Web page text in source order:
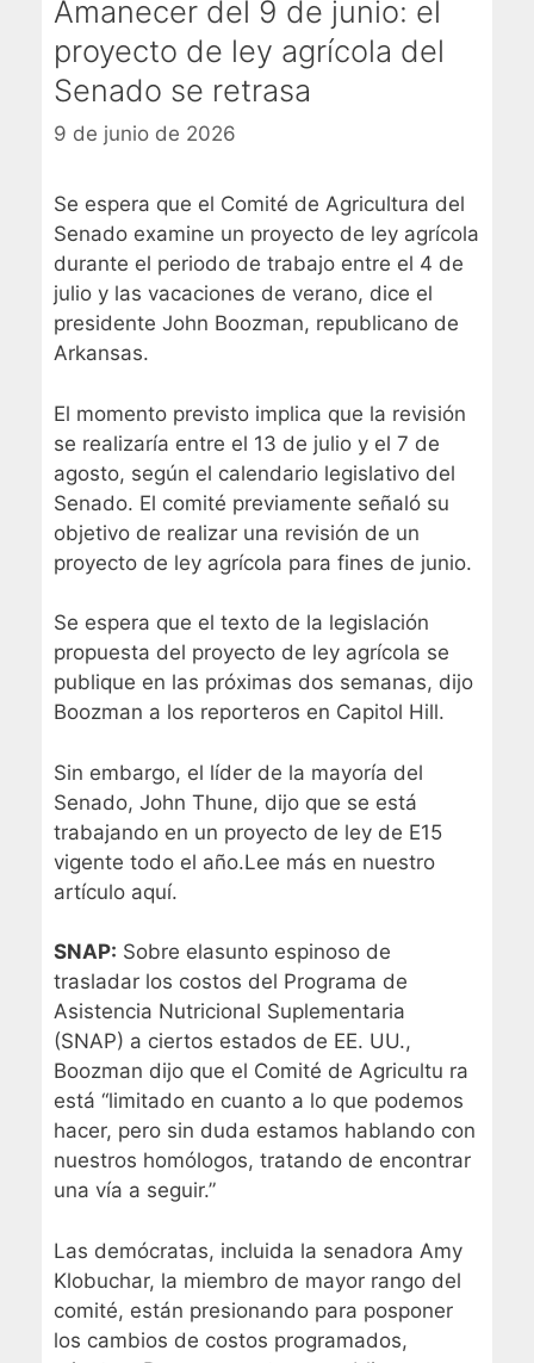
Amanecer del 9 de junio: el
proyecto de ley agrícola del
Senado se retrasa
9 de junio de 2026
Se espera que el Comité de Agricultura del
Senado examine un proyecto de ley agrícola
durante el periodo de trabajo entre el 4 de
julio y las vacaciones de verano, dice el
presidente John Boozman, republicano de
Arkansas.
El momento previsto implica que la revisión
se realizaría entre el 13 de julio y el 7 de
agosto, según el calendario legislativo del
Senado. El comité previamente señaló su
objetivo de realizar una revisión de un
proyecto de ley agrícola para fines de junio.
Se espera que el texto de la legislación
propuesta del proyecto de ley agrícola se
publique en las próximas dos semanas, dijo
Boozman a los reporteros en Capitol Hill.
Sin embargo, el líder de la mayoría del
Senado, John Thune, dijo que se está
trabajando en un proyecto de ley de E15
vigente todo el año.Lee más en nuestro
artículo aquí.
SNAP: Sobre elasunto espinoso de
trasladar los costos del Programa de
Asistencia Nutricional Suplementaria
(SNAP) a ciertos estados de EE. UU.,
Boozman dijo que el Comité de Agricultu ra
está “limitado en cuanto a lo que podemos
hacer, pero sin duda estamos hablando con
nuestros homólogos, tratando de encontrar
una vía a seguir.”
Las demócratas, incluida la senadora Amy
Klobuchar, la miembro de mayor rango del
comité, están presionando para posponer
los cambios de costos programados,